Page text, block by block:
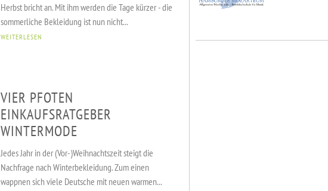
Herbst bricht an. Mit ihm werden die Tage kürzer - die
sommerliche Bekleidung ist nun nicht...
WEITERLESEN
VIER PFOTEN
EINKAUFSRATGEBER
WINTERMODE
Jedes Jahr in der (Vor-)Weihnachtszeit steigt die
Nachfrage nach Winterbekleidung. Zum einen
wappnen sich viele Deutsche mit neuen warmen...